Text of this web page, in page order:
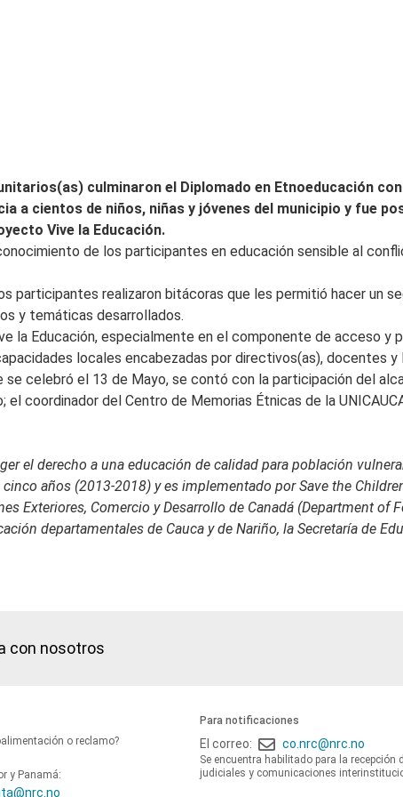
culminaron el Diplomado en Etnoeducación
a cientos de niños, niñas y jóvenes del municipio y fue
Vive la Educación.
de los participantes en educación sensible al
participantes realizaron bitácoras que les permitió hacer un
y temáticas desarrollados.
la Educación, especialmente en el componente de acceso y
locales encabezadas por directivos(as), docentes y
celebró el 13 de Mayo, se contó con la participación del
coordinador del Centro de Memorias Étnicas de la
el derecho a una educación de calidad para población
años (2013-2018) y es implementado por Save the
Exteriores, Comercio y Desarrollo de Canadá (Department of
departamentales de Cauca y de Nariño, la Secretaría de
con nosotros
o reclamo?
y Panamá:
Para notificaciones
El correo: co.nrc@nrc.no
Se encuentra habilitado para la recepción
judiciales y comunicaciones